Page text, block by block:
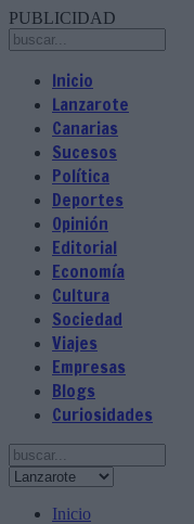
PUBLICIDAD
Inicio
Lanzarote
Canarias
Sucesos
Política
Deportes
Opinión
Editorial
Economía
Cultura
Sociedad
Viajes
Empresas
Blogs
Curiosidades
Inicio